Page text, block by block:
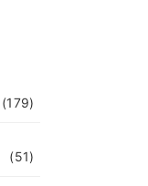
(179)
(51)